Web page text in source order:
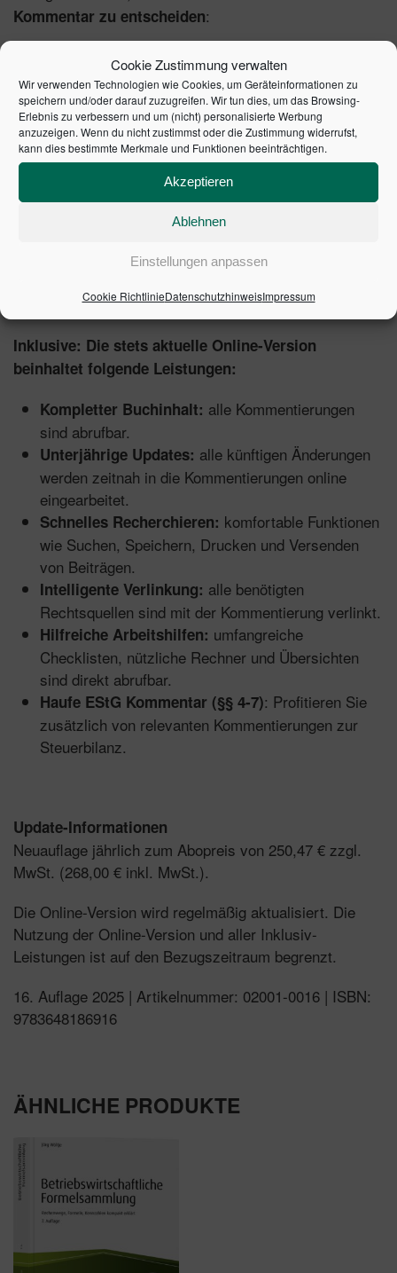
Cookie Zustimmung verwalten
Wir verwenden Technologien wie Cookies, um Geräteinformationen zu
speichern und/oder darauf zuzugreifen. Wir tun dies, um das Browsing-
Erlebnis zu verbessern und um (nicht) personalisierte Werbung
anzuzeigen. Wenn du nicht zustimmst oder die Zustimmung widerrufst,
kann dies bestimmte Merkmale und Funktionen beeinträchtigen.
Akzeptieren
Ablehnen
Einstellungen anpassen
Cookie RichtlinieDatenschutzhinweisImpressum
Kommentar zu entscheiden:
Sie profitieren von der zielgerichteten
Darstellung der geltenden Rechtslagemit
Fallbeispielen, direkt umsetzbaren
Buchungssätzen, Tabellen und Übersichten.
Sie sind auf der sicheren Seite bei anstehenden
durch die hohe Aktualität der
Kommentierung sowie der konkret enthaltenen
Antworten und Handlungsempfehlungen.
garantiert durch das renommierte
Inklusive: Die stets aktuelle Online-Version
beinhaltet folgende Leistungen:
Kompletter Buchinhalt: alle Kommentierungen
sind abrufbar.
Unterjährige Updates: alle künftigen Änderungen
werden zeitnah in die Kommentierungen online
eingearbeitet.
Schnelles Recherchieren: komfortable Funktionen
wie Suchen, Speichern, Drucken und Versenden
von Beiträgen.
Intelligente Verlinkung: alle benötigten
Rechtsquellen sind mit der Kommentierung verlinkt.
Hilfreiche Arbeitshilfen: umfangreiche
Checklisten, nützliche Rechner und Übersichten
sind direkt abrufbar.
Haufe EStG Kommentar (§§ 4-7): Profitieren Sie
zusätzlich von relevanten Kommentierungen zur
Steuerbilanz.
Update-Informationen
Neuauflage jährlich zum Abopreis von 250,47 € zzgl.
MwSt. (268,00 € inkl. MwSt.).
Die Online-Version wird regelmäßig aktualisiert. Die
Nutzung der Online-Version und aller Inklusiv-
Leistungen ist auf den Bezugszeitraum begrenzt.
16. Auflage 2025 | Artikelnummer: 02001-0016 | ISBN:
9783648186916
ÄHNLICHE PRODUKTE